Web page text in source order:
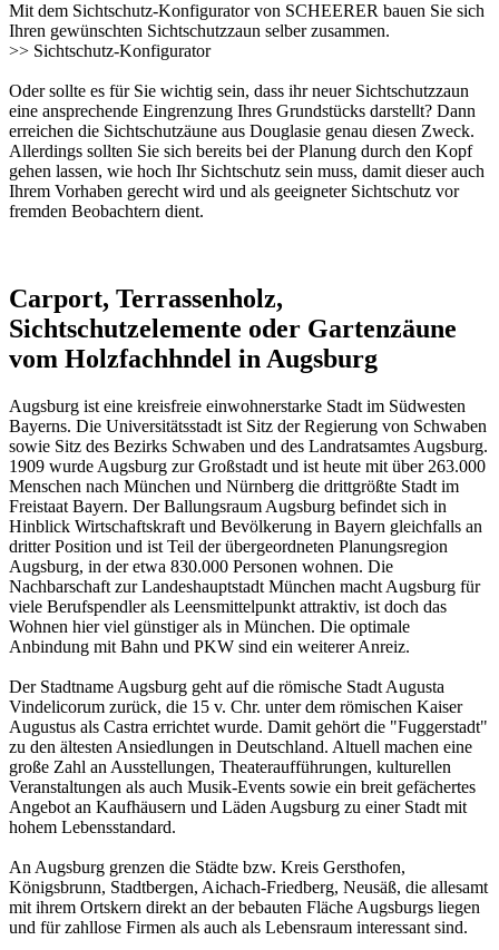
Mit dem Sichtschutz-Konfigurator von SCHEERER bauen Sie sich
Ihren gewünschten Sichtschutzzaun selber zusammen.
>> Sichtschutz-Konfigurator
Oder sollte es für Sie wichtig sein, dass ihr neuer Sichtschutzzaun
eine ansprechende Eingrenzung Ihres Grundstücks darstellt? Dann
erreichen die Sichtschutzäune aus Douglasie genau diesen Zweck.
Allerdings sollten Sie sich bereits bei der Planung durch den Kopf
gehen lassen, wie hoch Ihr Sichtschutz sein muss, damit dieser auch
Ihrem Vorhaben gerecht wird und als geeigneter Sichtschutz vor
fremden Beobachtern dient.
Carport, Terrassenholz,
Sichtschutzelemente oder Gartenzäune
vom Holzfachhndel in Augsburg
Augsburg ist eine kreisfreie einwohnerstarke Stadt im Südwesten
Bayerns. Die Universitätsstadt ist Sitz der Regierung von Schwaben
sowie Sitz des Bezirks Schwaben und des Landratsamtes Augsburg.
1909 wurde Augsburg zur Großstadt und ist heute mit über 263.000
Menschen nach München und Nürnberg die drittgrößte Stadt im
Freistaat Bayern. Der Ballungsraum Augsburg befindet sich in
Hinblick Wirtschaftskraft und Bevölkerung in Bayern gleichfalls an
dritter Position und ist Teil der übergeordneten Planungsregion
Augsburg, in der etwa 830.000 Personen wohnen. Die
Nachbarschaft zur Landeshauptstadt München macht Augsburg für
viele Berufspendler als Leensmittelpunkt attraktiv, ist doch das
Wohnen hier viel günstiger als in München. Die optimale
Anbindung mit Bahn und PKW sind ein weiterer Anreiz.
Der Stadtname Augsburg geht auf die römische Stadt Augusta
Vindelicorum zurück, die 15 v. Chr. unter dem römischen Kaiser
Augustus als Castra errichtet wurde. Damit gehört die "Fuggerstadt"
zu den ältesten Ansiedlungen in Deutschland. Altuell machen eine
große Zahl an Ausstellungen, Theateraufführungen, kulturellen
Veranstaltungen als auch Musik-Events sowie ein breit gefächertes
Angebot an Kaufhäusern und Läden Augsburg zu einer Stadt mit
hohem Lebensstandard.
An Augsburg grenzen die Städte bzw. Kreis Gersthofen,
Königsbrunn, Stadtbergen, Aichach-Friedberg, Neusäß, die allesamt
mit ihrem Ortskern direkt an der bebauten Fläche Augsburgs liegen
und für zahllose Firmen als auch als Lebensraum interessant sind.